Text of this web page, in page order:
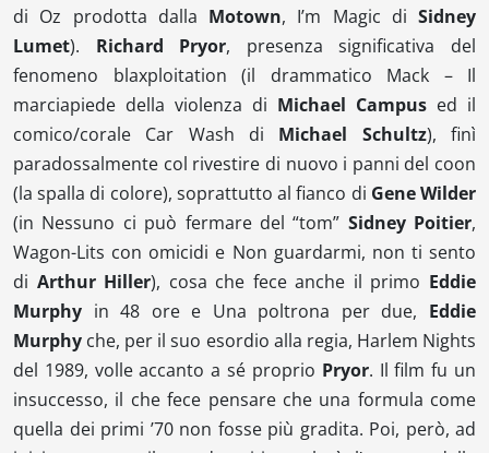
di Oz prodotta dalla Motown, I’m Magic di Sidney
Lumet). Richard Pryor, presenza significativa del
fenomeno blaxploitation (il drammatico Mack – Il
marciapiede della violenza di Michael Campus ed il
comico/corale Car Wash di Michael Schultz), finì
paradossalmente col rivestire di nuovo i panni del coon
(la spalla di colore), soprattutto al fianco di Gene Wilder
(in Nessuno ci può fermaredel “tom” Sidney Poitier,
Wagon-Lits con omicidi e Non guardarmi, non ti sento
di Arthur Hiller), cosa che fece anche il primo Eddie
Murphy in48 oree Una poltrona per due, Eddie
Murphy che, per il suo esordio alla regia, Harlem Nights
del 1989, volle accanto a sé proprio Pryor. Il film fu un
insuccesso, il che fece pensare che una formula come
quella dei primi ’70 non fosse più gradita. Poi, però, ad